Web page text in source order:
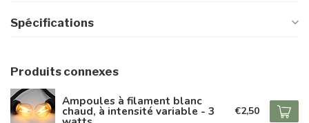
Spécifications
Produits connexes
Ampoules à filament blanc
chaud, à intensité variable - 3 €2,50